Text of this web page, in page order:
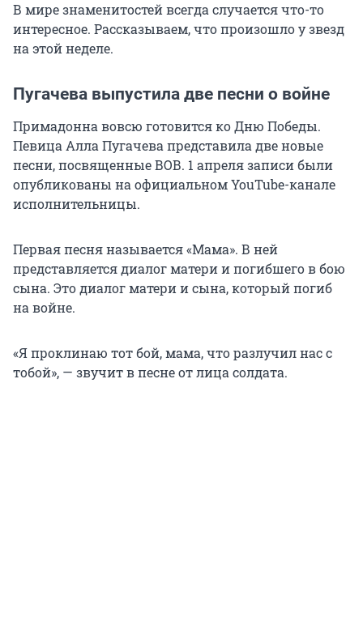
В мире знаменитостей всегда случается что-то
интересное. Рассказываем, что произошло у звезд
на этой неделе.
Пугачева выпустила две песни о войне
Примадонна вовсю готовится ко Дню Победы.
Певица Алла Пугачева представила две новые
песни, посвященные ВОВ. 1 апреля записи были
опубликованы на официальном YouTube-канале
исполнительницы.
Первая песня называется «Мама». В ней
представляется диалог матери и погибшего в бою
сына. Это диалог матери и сына, который погиб
на войне.
«Я проклинаю тот бой, мама, что разлучил нас с
тобой», — звучит в песне от лица солдата.